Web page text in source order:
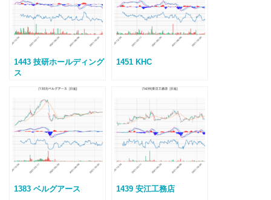
1443 技研ホールディング
ス
1451 KHC
1383 ベルグアース 1439 安江工務店